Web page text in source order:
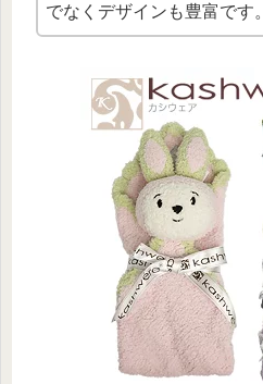
でなくデザインも豊富です。